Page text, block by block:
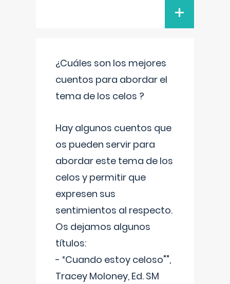
+
¿Cuáles son los mejores
cuentos para abordar el
tema de los celos ?
Hay algunos cuentos que
os pueden servir para
abordar este tema de los
celos y permitir que
expresen sus
sentimientos al respecto.
Os dejamos algunos
títulos:
- “Cuando estoy celoso"",
Tracey Moloney, Ed. SM